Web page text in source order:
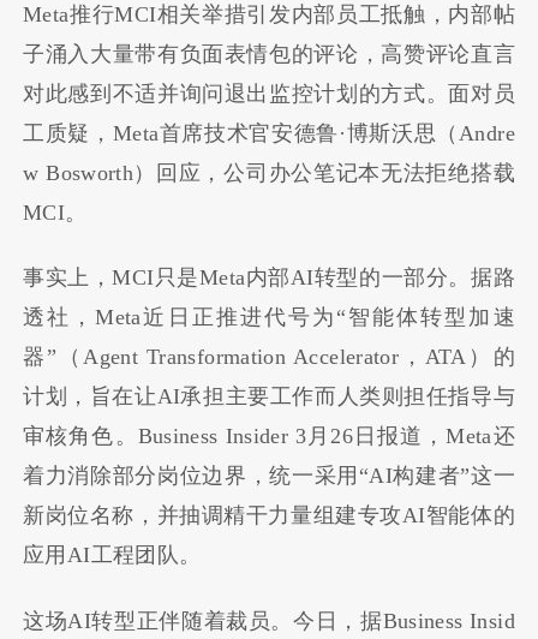
Meta推行MCI相关举措引发内部员工抵触，内部帖
子涌入大量带有负面表情包的评论，高赞评论直言
对此感到不适并询问退出监控计划的方式。面对员
工质疑，Meta首席技术官安德鲁·博斯沃思（Andre
w Bosworth）回应，公司办公笔记本无法拒绝搭载
MCI。
事实上，MCI只是Meta内部AI转型的一部分。据路
透社，Meta近日正推进代号为“智能体转型加速
器”（Agent Transformation Accelerator，ATA）的
计划，旨在让AI承担主要工作而人类则担任指导与
审核角色。Business Insider 3月26日报道，Meta还
着力消除部分岗位边界，统一采用“AI构建者”这一
新岗位名称，并抽调精干力量组建专攻AI智能体的
应用AI工程团队。
这场AI转型正伴随着裁员。今日，据Business Insid